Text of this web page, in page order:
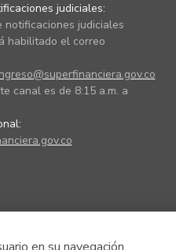
judiciales:
notificaciones judiciales
habilitado el correo
canal es de 8:15 a.m. a